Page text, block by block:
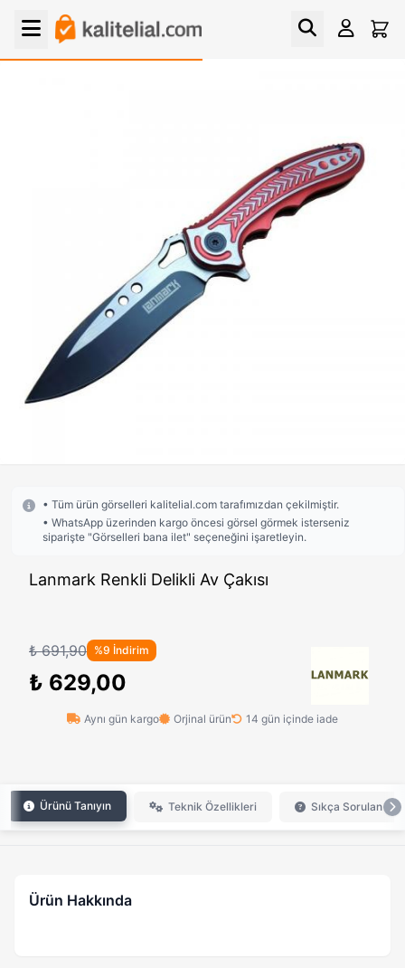
• Tüm ürün görselleri kalitelial.com tarafımızdan çekilmiştir.
• WhatsApp üzerinden kargo öncesi görsel görmek isterseniz
siparişte "Görselleri bana ilet" seçeneğini işaretleyin.
Lanmark Renkli Delikli Av Çakısı
₺ 691,90 %9 İndirim
₺ 629,00
Aynı gün kargo Orjinal ürün 14 gün içinde iade
Ürünü Tanıyın Teknik Özellikleri Sıkça Sorulan
Ürün Hakkında